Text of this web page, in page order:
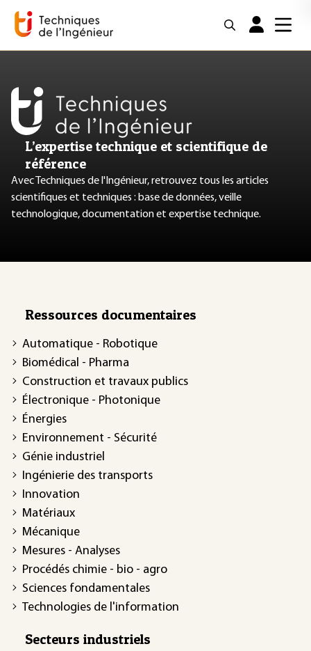
L’expertise technique et scientifique de
référence
Avec Techniques de l'Ingénieur, retrouvez tous les articles
scientifiques et techniques : base de données, veille
technologique, documentation et expertise technique.
Ressources documentaires
Automatique - Robotique
Biomédical - Pharma
Construction et travaux publics
Électronique - Photonique
Énergies
Environnement - Sécurité
Génie industriel
Ingénierie des transports
Innovation
Matériaux
Mécanique
Mesures - Analyses
Procédés chimie - bio - agro
Sciences fondamentales
Technologies de l'information
Secteurs industriels